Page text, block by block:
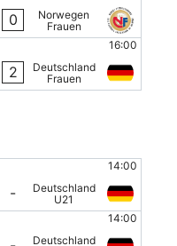
0
Norwegen
Frauen
16:00
2
Deutschland
Frauen
14:00
-
Deutschland
U21
14:00
Deutschland